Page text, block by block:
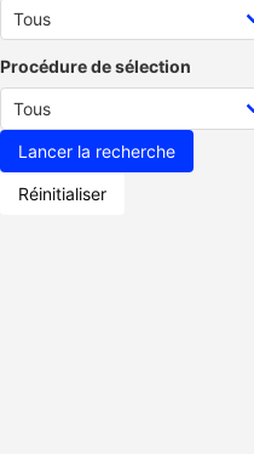
Procédure de sélection
Réinitialiser